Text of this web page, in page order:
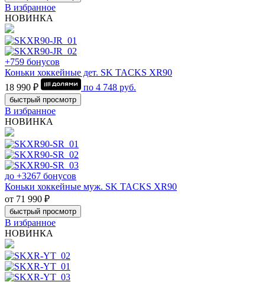
В избранное
НОВИНКА
+759 бонусов
Коньки хоккейные дет. SK TACKS XR90
18 990 ₽
по 4 748 руб.
быстрый просмотр
В избранное
НОВИНКА
до +3267 бонусов
Коньки хоккейные муж. SK TACKS XR90
от 71 990 ₽
быстрый просмотр
В избранное
НОВИНКА